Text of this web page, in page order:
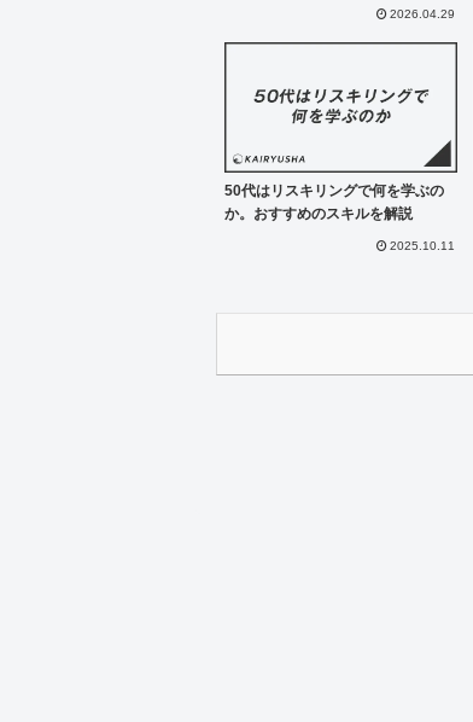
2026.04.29
50代はリスキリングで何を学ぶの
か。おすすめのスキルを解説
2025.10.11